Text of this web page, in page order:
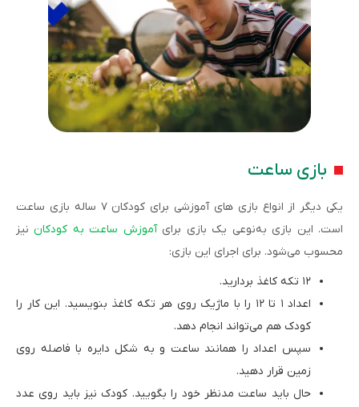
بازی ساعت
یکی دیگر از انواع بازی های آموزشی برای کودکان ۷ ساله بازی ساعت
است. این بازی به‌نوعی یک بازی برایآموزش ساعت به کودکان نیز
محسوب می‌شود. برای اجرای این بازی:
۱۲ تکه کاغذ بردارید.
اعداد ۱ تا ۱۲ را با ماژیک روی هر تکه کاغذ بنویسید. این کار را
کودک هم می‌تواند انجام دهد.
سپس اعداد را همانند ساعت و به شکل دایره با فاصله روی
زمین قرار دهید.
حال باید ساعت مدنظر خود را بگویید. کودک نیز باید روی عدد